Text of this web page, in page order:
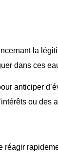
la
dans ces
anticiper
ou des
réagir